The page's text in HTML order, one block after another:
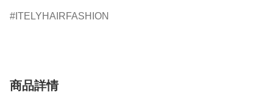
ITELYHAIRFASHION
商品詳情